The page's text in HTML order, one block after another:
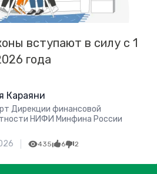
вступают в силу с 1
года
Караяни
Дирекции финансовой
НИФИ Минфина России
435 6 2